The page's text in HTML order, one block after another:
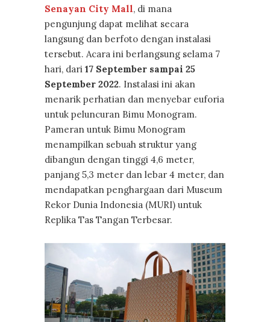
Senayan City Mall, di mana
pengunjung dapat melihat secara
langsung dan berfoto dengan instalasi
tersebut. Acara ini berlangsung selama 7
hari, dari 17 September sampai 25
September 2022. Instalasi ini akan
menarik perhatian dan menyebar euforia
untuk peluncuran Bimu Monogram.
Pameran untuk Bimu Monogram
menampilkan sebuah struktur yang
dibangun dengan tinggi 4,6 meter,
panjang 5,3 meter dan lebar 4 meter, dan
mendapatkan penghargaan dari Museum
Rekor Dunia Indonesia (MURI) untuk
Replika Tas Tangan Terbesar.